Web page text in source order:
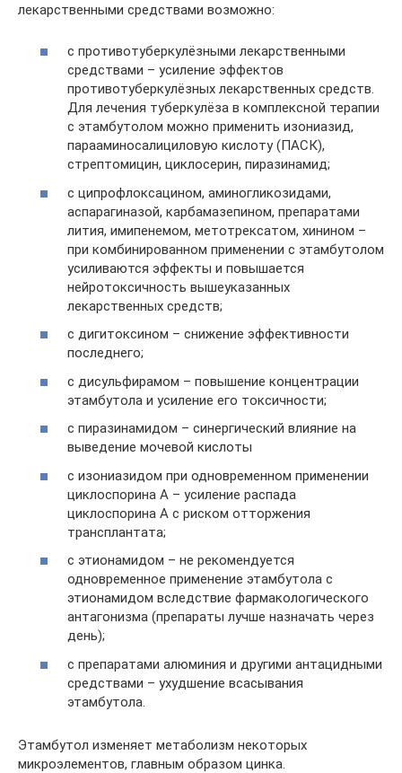
лекарственными средствами возможно:
с противотуберкулёзными лекарственными
средствами – усиление эффектов
противотуберкулёзных лекарственных средств.
Для лечения туберкулёза в комплексной терапии
с этамбутолом можно применить изониазид,
парааминосалициловую кислоту (ПАСК),
стрептомицин, циклосерин, пиразинамид;
с ципрофлоксацином, аминогликозидами,
аспарагиназой, карбамазепином, препаратами
лития, имипенемом, метотрексатом, хинином –
при комбинированном применении с этамбутолом
усиливаются эффекты и повышается
нейротоксичность вышеуказанных
лекарственных средств;
с дигитоксином – снижение эффективности
последнего;
с дисульфирамом – повышение концентрации
этамбутола и усиление его токсичности;
с пиразинамидом – синергический влияние на
выведение мочевой кислоты
с изониазидом при одновременном применении
циклоспорина А – усиление распада
циклоспорина А с риском отторжения
трансплантата;
с этионамидом – не рекомендуется
одновременное применение этамбутола с
этионамидом вследствие фармакологического
антагонизма (препараты лучше назначать через
день);
с препаратами алюминия и другими антацидными
средствами – ухудшение всасывания
этамбутола.
Этамбутол изменяет метаболизм некоторых
микроэлементов, главным образом цинка.